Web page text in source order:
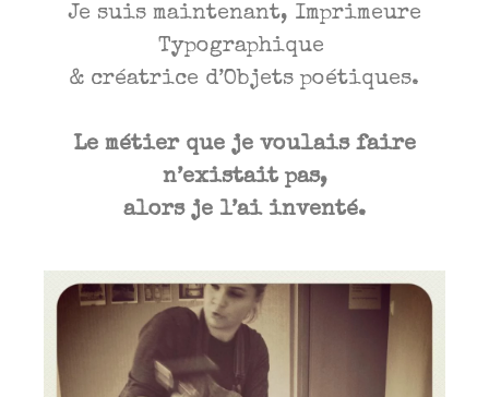
Je suis maintenant, Imprimeure
Typographique
& créatrice d’Objets poétiques.
Le métier que je voulais faire
n’existait pas,
alors je l’ai inventé.